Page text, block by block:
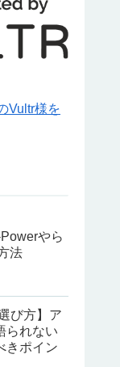
Vultr様を
やら
法
び方】ア
られない
きポイン